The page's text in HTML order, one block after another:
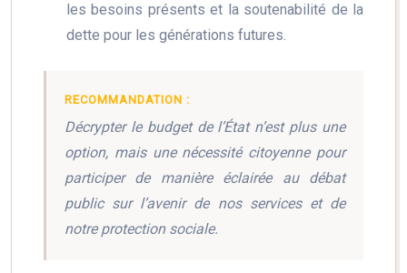
les besoins présents et la soutenabilité de la
dette pour les générations futures.
RECOMMANDATION :
Décrypter le budget de l’État n’est plus une
option, mais une nécessité citoyenne pour
participer de manière éclairée au débat
public sur l’avenir de nos services et de
notre protection sociale.